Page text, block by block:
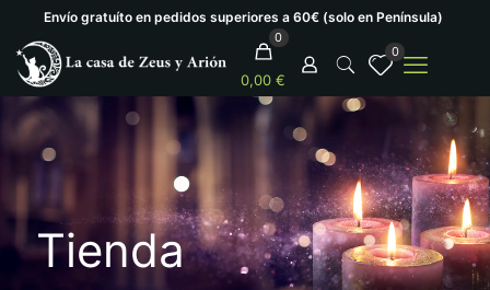
Envío gratuíto en pedidos superiores a 60€ (solo en Península)
0
0,00 €
0
Tienda